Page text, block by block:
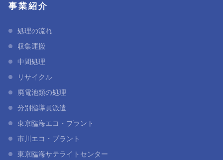
事業紹介
処理の流れ
収集運搬
中間処理
リサイクル
廃電池類の処理
分別指導員派遣
東京臨海エコ・プラント
市川エコ・プラント
東京臨海サテライトセンター